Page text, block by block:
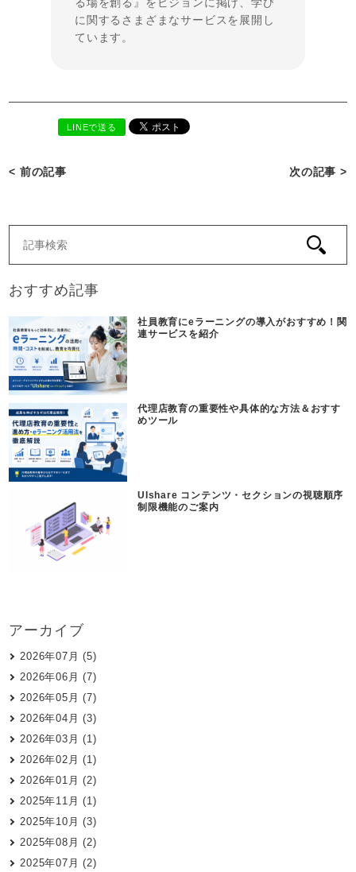
に関するさまざまなサービスを展開し
ています。
LINEで送る
< 前の記事 次の記事 >
おすすめ記事
社員教育にeラーニングの導入がおすすめ！関
連サービスを紹介
代理店教育の重要性や具体的な方法＆おすす
めツール
UIshare コンテンツ・セクションの視聴順序
制限機能のご案内
アーカイブ
2026年07月 (5)
2026年06月 (7)
2026年05月 (7)
2026年04月 (3)
2026年03月 (1)
2026年02月 (1)
2026年01月 (2)
2025年11月 (1)
2025年10月 (3)
2025年08月 (2)
2025年07月 (2)